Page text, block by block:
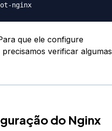
certbot python3-certbot-nginx
que ele configure
verificar algumas
do Nginx